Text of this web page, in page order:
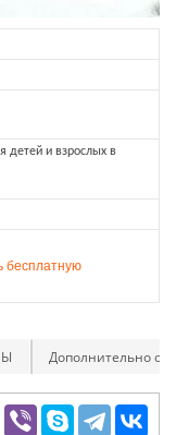
детей и взрослых в
бесплатную
Дополнительно